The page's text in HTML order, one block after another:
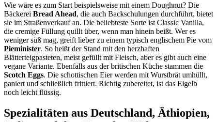
Wie wäre es zum Start beispielsweise mit einem Doughnut? Die
Bäckerei Bread Ahead, die auch Backschulungen durchführt, bietet
sie im Straßenverkauf an. Die beliebteste Sorte ist Classic Vanilla,
die cremige Füllung quillt über, wenn man hinein beißt. Wer es
weniger süß mag, greift lieber zu einem typisch englischem Pie vom
Pieminister. So heißt der Stand mit den herzhaften
Blätterteigpasteten, meist gefüllt mit Fleisch, aber es gibt auch eine
vegane Variante. Ebenfalls aus der britischen Küche stammen die
Scotch Eggs. Die schottischen Eier werden mit Wurstbrät umhüllt,
paniert und schließlich frittiert. Richtig zubereitet, ist das Eigelb
noch leicht flüssig.
Spezialitäten aus Deutschland, Äthiopien,